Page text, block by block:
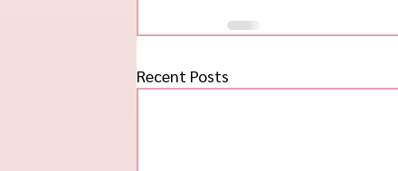
Recent Posts